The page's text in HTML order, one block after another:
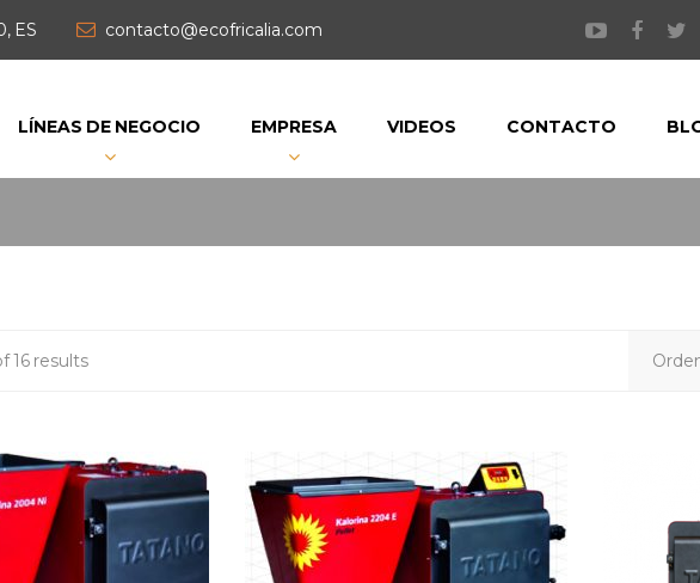
ES contacto@ecofricalia.com
LÍNEAS DE NEGOCIO EMPRESA VIDEOS CONTACTO
16 results